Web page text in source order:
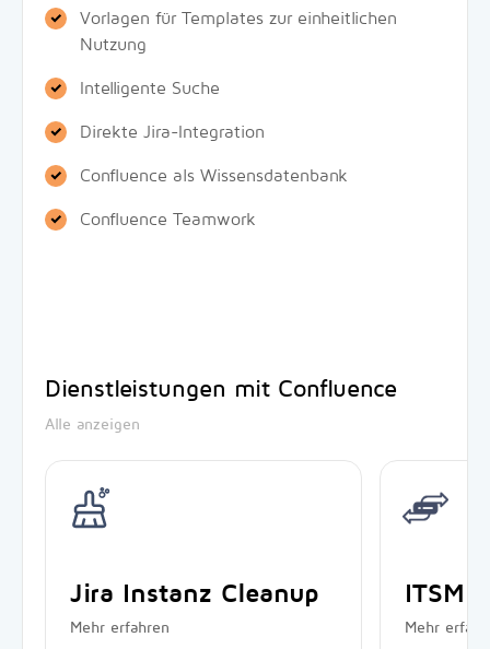
Vorlagen für Templates zur einheitlichen
Nutzung
Intelligente Suche
Direkte Jira-Integration
Confluence als Wissensdatenbank
Confluence Teamwork
Dienstleistungen mit Confluence
Alle anzeigen
Jira Instanz Cleanup
Mehr erfahren
ITSM
Mehr